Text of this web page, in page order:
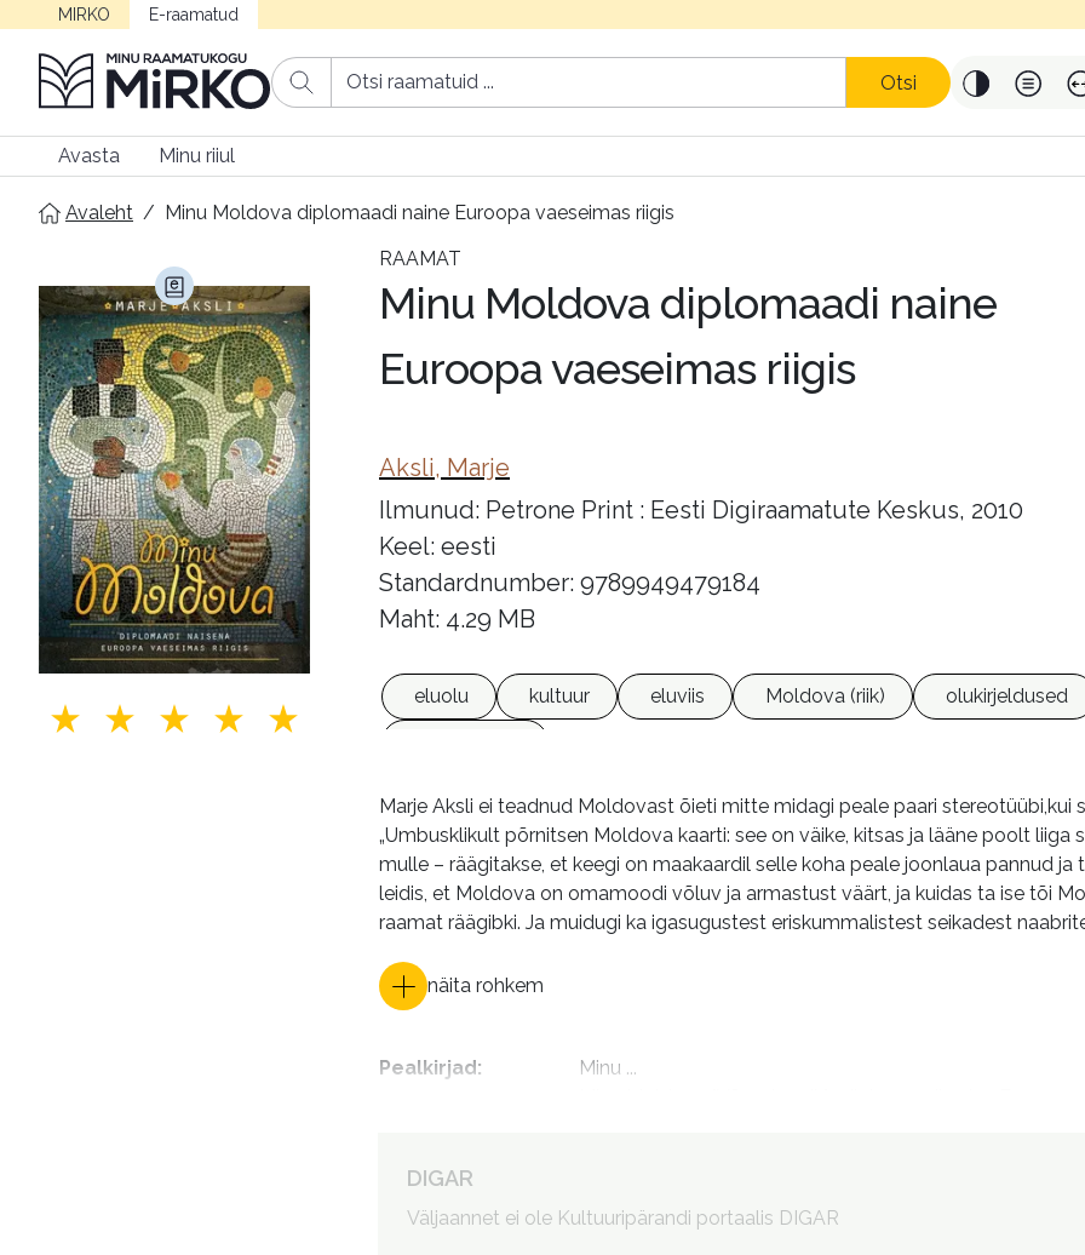
MIRKO E-raamatud
Otsi
Avasta Minu riiul
Avaleht / Minu Moldova diplomaadi naine Euroopa vaeseimas riigis
RAAMAT
Minu Moldova diplomaadi naine
Euroopa vaeseimas riigis
Aksli, Marje
Ilmunud: Petrone Print : Eesti Digiraamatute Keskus, 2010
Keel: eesti
Standardnumber: 9789949479184
Maht: 4.29 MB
eluolu kultuur eluviis Moldova (riik) olukirjeldused
Marje Aksli ei teadnud Moldovast õieti mitte midagi peale paari
„Umbusklikult põrnitsen Moldova kaarti: see on väike, kitsas ja lääne poolt liiga
mulle – räägitakse, et keegi on maakaardil selle koha peale joonlaua pannud
leidis, et Moldova on omamoodi võluv ja armastust väärt, ja kuidas ta ise tõi
raamat räägibki. Ja muidugi ka igasugustest eriskummalistest seikadest
näita rohkem
Pealkirjad:
Minu ...
DIGAR
Väljaannet ei ole Kultuuripärandi portaalis DIGAR